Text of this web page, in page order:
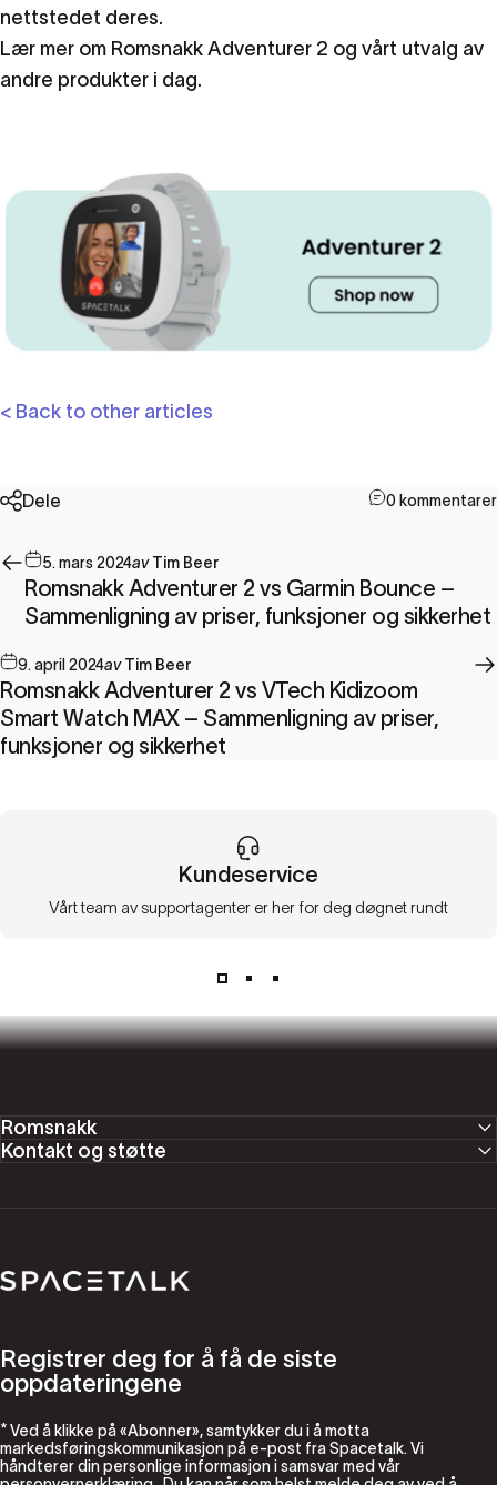
nettstedet deres.
Lær mer om Romsnakk Adventurer 2 og vårt utvalg av
andre produkter i dag.
< Back to other articles
Dele 0 kommentarer
5. mars 2024avTim Beer
Romsnakk Adventurer 2 vs Garmin Bounce –
Sammenligning av priser, funksjoner og sikkerhet
9. april 2024avTim Beer
Romsnakk Adventurer 2 vs VTech Kidizoom
Smart Watch MAX – Sammenligning av priser,
funksjoner og sikkerhet
Kundeservice
Vårt team av supportagenter er her for deg døgnet rundt
Romsnakk
Kontakt og støtte
Romsnakk
Registrer deg for å få de siste
oppdateringene
* Ved å klikke på «Abonner», samtykker du i å motta
markedsføringskommunikasjon på e-post fra Spacetalk. Vi
håndterer din personlige informasjon i samsvar med vår